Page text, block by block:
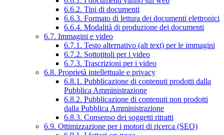
6.6.2. Tipi di documenti
6.6.3. Formato di lettura dei documenti elettronici
6.6.4. Modalità di produzione dei documenti
6.7. Immagini e video
6.7.1. Testo alternativo (alt text) per le immagini
6.7.2. Sottotitoli per i video
6.7.3. Trascrizioni per i video
6.8. Proprietà intellettuale e privacy
6.8.1. Pubblicazione di contenuti prodotti dalla
Pubblica Amministrazione
6.8.2. Pubblicazione di contenuti non prodotti
dalla Pubblica Amministrazione
6.8.3. Consenso dei soggetti ritratti
6.9. Ottimizzazione per i motori di ricerca (SEO)